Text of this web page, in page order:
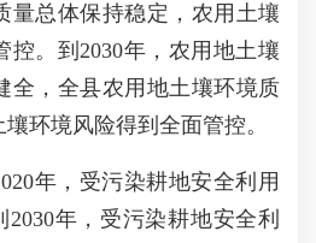
量总体保持稳定，农用土壤
控。到2030年，农用地土壤
全，全县农用地土壤环境质
环境风险得到全面管控。
年，受污染耕地安全利用
年，受污染耕地安全利